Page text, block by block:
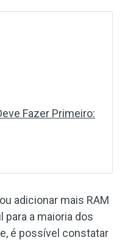
Fazer Primeiro:
adicionar mais RAM
a maioria dos
é possível constatar